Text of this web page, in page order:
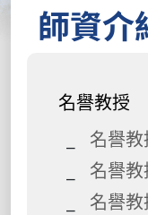
師資介
名譽教授
名譽
名譽
名譽